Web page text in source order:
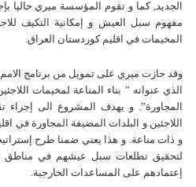
الجديد, كما و تقوم المؤسسة ميري حاليا
مفهوم سبل العيش و إمكانية التكيف
المخيمات في اقليم كوردستان العراق.
وقد حازت ميري على تمويل من برنامج الامم
الذي عنوانه ” بناء المناعة لمخيمات
المجاورة”. و يهدف المشروع الى إجراء
اللاجئين و البلدات المضيفة المجاورة في
و ذات مناعة. و هذا يعني ضمنا طرح
لتحقيق تطلعات سبل عيشهم في مناطق
إعتمادهم على المساعدات الخارجية.